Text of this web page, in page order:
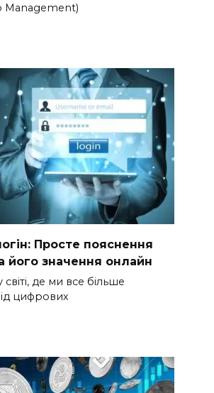
Management)
Просте пояснення
його значення онлайн
де ми все більше
цифрових